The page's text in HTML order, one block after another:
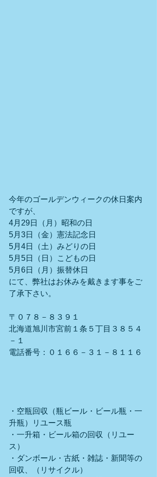
今年のゴールデンウィークの休日案内
ですが、
4月29日（月）昭和の日
5月3日（金）憲法記念日
5月4日（土）みどりの日
5月5日（日）こどもの日
5月6日（月）振替休日
にて、弊社はお休みを戴きます事をご
了承下さい。
〒０７８－８３９１
北海道旭川市宮前１条５丁目３８５４
－１
電話番号：０１６６－３１－８１１６
・空瓶回収（瓶ビール・ビール瓶・一
升瓶）リユース瓶
・一升箱・ビール箱の回収（リユー
ス）
・ダンボール・古紙・雑誌・新聞等の
回収、（リサイクル）